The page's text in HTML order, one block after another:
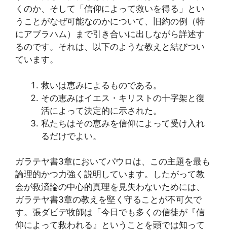
くのか、そして「信仰によって救いを得る」とい
うことがなぜ可能なのかについて、旧約の例（特
にアブラハム）まで引き合いに出しながら詳述す
るのです。それは、以下のような教えと結びつい
ています。
救いは恵みによるものである。
その恵みはイエス・キリストの十字架と復
活によって決定的に示された。
私たちはその恵みを信仰によって受け入れ
るだけでよい。
ガラテヤ書3章においてパウロは、この主題を最も
論理的かつ力強く説明しています。したがって教
会が救済論の中心的真理を見失わないためには、
ガラテヤ書3章の教えを堅く守ることが不可欠で
す。張ダビデ牧師は「今日でも多くの信徒が『信
仰によって救われる』ということを頭では知って